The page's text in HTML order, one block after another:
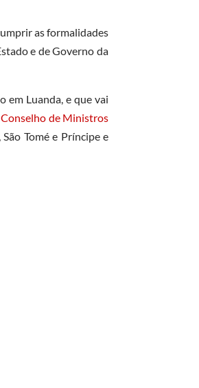
as formalidades
e de Governo da
em Luanda, e que vai
Conselho de Ministros
Tomé e Príncipe e